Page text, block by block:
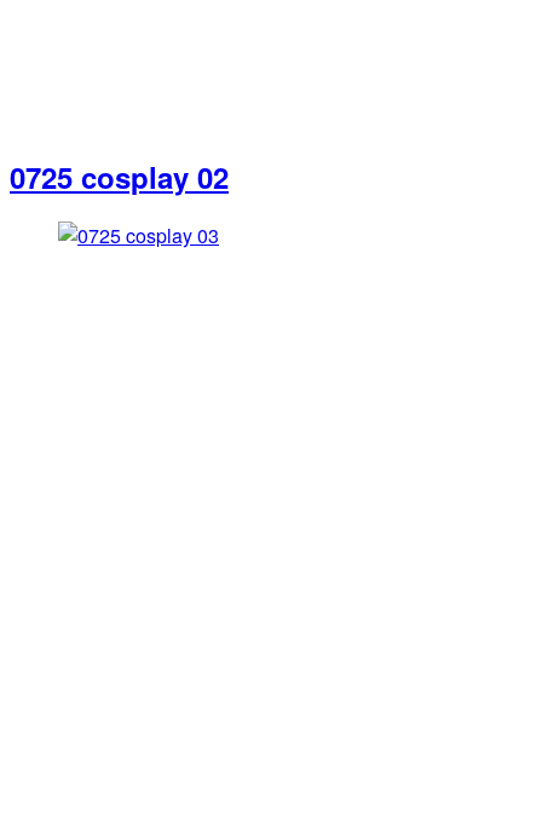
0725 cosplay 02